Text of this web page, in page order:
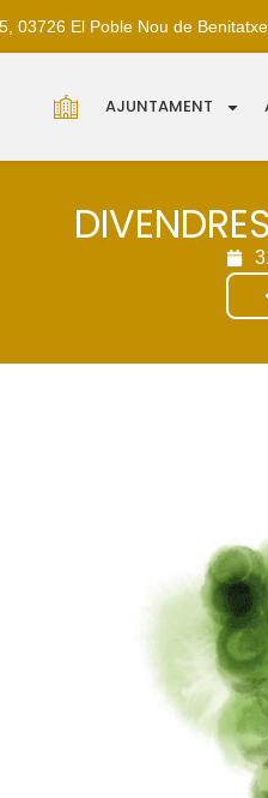
03726 El Poble Nou de
AJUNTAMENT